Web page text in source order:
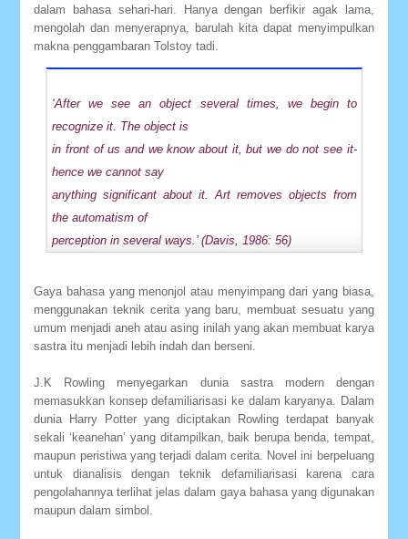
dalam bahasa sehari-hari. Hanya dengan berfikir agak lama,
mengolah dan menyerapnya, barulah kita dapat menyimpulkan
makna penggambaran Tolstoy tadi.
‘After we see an object several times, we begin to
recognize it. The object is
in front of us and we know about it, but we do not see it-
hence we cannot say
anything significant about it. Art removes objects from
the automatism of
perception in several ways.’ (Davis, 1986: 56)
Gaya bahasa yang menonjol atau menyimpang dari yang biasa,
menggunakan teknik cerita yang baru, membuat sesuatu yang
umum menjadi aneh atau asing inilah yang akan membuat karya
sastra itu menjadi lebih indah dan berseni.
J.K Rowling menyegarkan dunia sastra modern dengan
memasukkan konsep defamiliarisasi ke dalam karyanya. Dalam
dunia Harry Potter yang diciptakan Rowling terdapat banyak
sekali ‘keanehan’ yang ditampilkan, baik berupa benda, tempat,
maupun peristiwa yang terjadi dalam cerita. Novel ini berpeluang
untuk dianalisis dengan teknik defamiliarisasi karena cara
pengolahannya terlihat jelas dalam gaya bahasa yang digunakan
maupun dalam simbol.